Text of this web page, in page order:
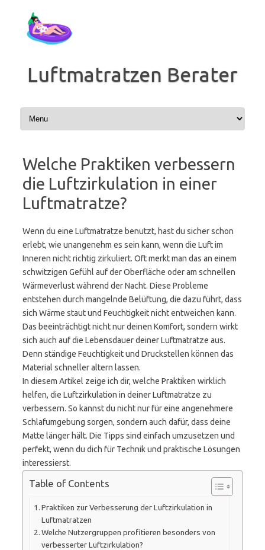
Inhalt
springen
Luftmatratzen Berater
Welche Praktiken verbessern
die Luftzirkulation in einer
Luftmatratze?
Wenn du eine Luftmatratze benutzt, hast du sicher schon
erlebt, wie unangenehm es sein kann, wenn die Luft im
Inneren nicht richtig zirkuliert. Oft merkt man das an einem
schwitzigen Gefühl auf der Oberfläche oder am schnellen
Wärmeverlust während der Nacht. Diese Probleme
entstehen durch mangelnde Belüftung, die dazu führt, dass
sich Wärme staut und Feuchtigkeit nicht entweichen kann.
Das beeinträchtigt nicht nur deinen Komfort, sondern wirkt
sich auch auf die Lebensdauer deiner Luftmatratze aus.
Denn ständige Feuchtigkeit und Druckstellen können das
Material schneller altern lassen.
In diesem Artikel zeige ich dir, welche Praktiken wirklich
helfen, die Luftzirkulation in deiner Luftmatratze zu
verbessern. So kannst du nicht nur für eine angenehmere
Schlafumgebung sorgen, sondern auch dafür, dass deine
Matte länger hält. Die Tipps sind einfach umzusetzen und
perfekt, wenn du dich für Technik und praktische Lösungen
interessierst.
Table of Contents
Praktiken zur Verbesserung der Luftzirkulation in
Luftmatratzen
Welche Nutzergruppen profitieren besonders von
verbesserter Luftzirkulation?